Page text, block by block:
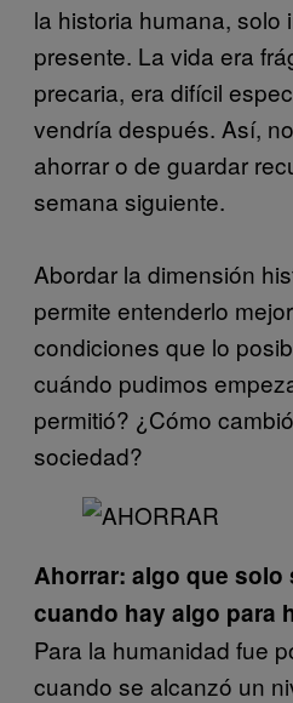
la historia humana, solo
presente. La vida era
precaria, era difícil
vendría después. Así,
ahorrar o de guardar
semana siguiente.
Abordar la dimensión
permite entenderlo
condiciones que lo
cuándo pudimos
permitió? ¿Cómo
sociedad?
Ahorrar: algo que solo
cuando hay algo para
Para la humanidad fue
cuando se alcanzó un